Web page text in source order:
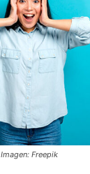
Imagen: Freepik